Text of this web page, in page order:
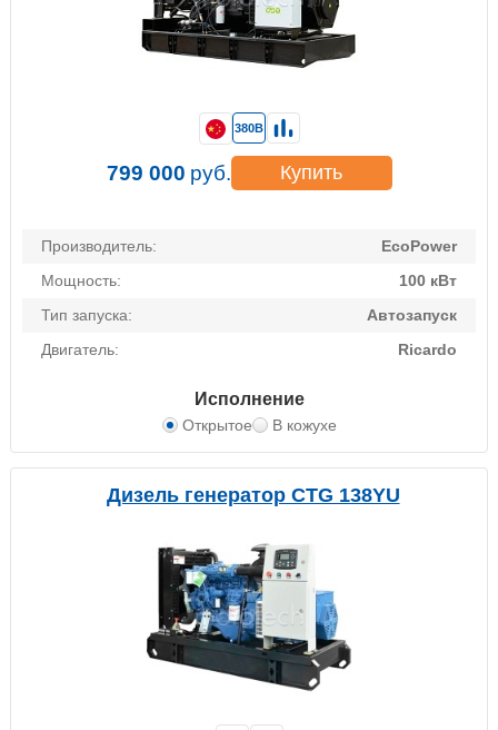
Производитель:
EcoPower
Мощность:
100 кВт
Тип запуска:
Автозапуск
Двигатель:
Ricardo
Исполнение
Открытое В кожухе
380В
799 000 руб. Купить
Дизель генератор CTG 138YU